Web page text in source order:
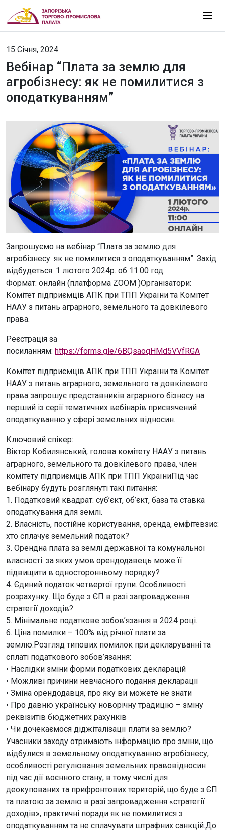
15 Січня, 2024
Вебінар “Плата за землю для
агробізнесу: як не помилитися з
оподаткуванням”
Запрошуємо на вебінар “Плата за землю для
агробізнесу: як не помилитися з оподаткуванням”. Захід
відбудеться: 1 лютого 2024р. об 11:00 год.
Формат: онлайн (платформа ZOOM )Організатори:
Комітет підприємців АПК при ТПП України та Комітет
НААУ з питань аграрного, земельного та довкілевого
права.
Реєстрація за
посиланням: https://forms.gle/6BQsaoqHMd5VVfRGA
Комітет підприємців АПК при ТПП України та Комітет
НААУ з питань аграрного, земельного та довкілевого
права запрошує представників аграрного бізнесу на
перший із серії тематичних вебінарів присвячений
оподаткуванню у сфері земельних відносин.
Ключовий спікер:
Віктор Кобилянський, голова комітету НААУ з питань
аграрного, земельного та довкілевого права, член
комітету підприємців АПК при ТПП УкраїниПід час
вебінару будуть розглянуті такі питання:
1. Податковий квадрат: суб’єкт, об’єкт, база та ставка
оподаткування для землі.
2. Власність, постійне користування, оренда, емфітевзис:
хто сплачує земельний податок?
3. Орендна плата за землі державної та комунальної
власності: за яких умов орендодавець може її
підвищити в односторонньому порядку?
4. Єдиний податок четвертої групи. Особливості
розрахунку. Що буде з ЄП в разі запровадження
стратегії доходів?
5. Мінімальне податкове зобов’язання в 2024 році.
6. Ціна помилки – 100% від річної плати за
землю.Розгляд типових помилок при декларуванні та
сплаті податкового зобов’язання:
• Наслідки зміни форми податкових декларацій
• Можливі причини невчасного подання декларації
• Зміна орендодавця, про яку ви можете не знати
• Про давню українську новорічну традицію – зміну
реквізитів бюджетних рахунків
• Чи дочекаємося діджіталізації плати за землю?
Учасники заходу отримають інформацію про зміни, що
відбулися в земельному оподаткуванню агробізнесу,
особливості регулювання земельних правовідносин
під час дії воєнного стану, в тому числі для
деокупованих та прифронтових територій, що буде з ЄП
та платою за землю в разі запровадження «стратегії
доходів», практичні поради як не помилитися з
оподаткуванням та не сплачувати штрафних санкцій.До